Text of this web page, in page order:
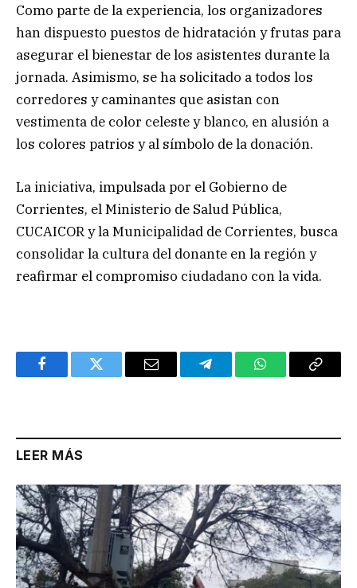
Como parte de la experiencia, los organizadores
han dispuesto puestos de hidratación y frutas para
asegurar el bienestar de los asistentes durante la
jornada. Asimismo, se ha solicitado a todos los
corredores y caminantes que asistan con
vestimenta de color celeste y blanco, en alusión a
los colores patrios y al símbolo de la donación.
La iniciativa, impulsada por el Gobierno de
Corrientes, el Ministerio de Salud Pública,
CUCAICOR y la Municipalidad de Corrientes, busca
consolidar la cultura del donante en la región y
reafirmar el compromiso ciudadano con la vida.
FacebookTwitter Email TelegramWhatsAppCopy
LEER MÁS